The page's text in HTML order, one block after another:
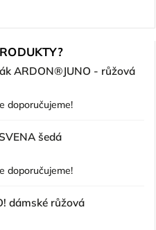
ARDON®JUNO - růžová
doporučujeme!
šedá
doporučujeme!
dámské růžová